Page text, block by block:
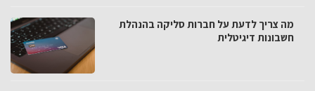
מה צריך לדעת על חברות סליקה בהנהלת
חשבונות דיגיטלית